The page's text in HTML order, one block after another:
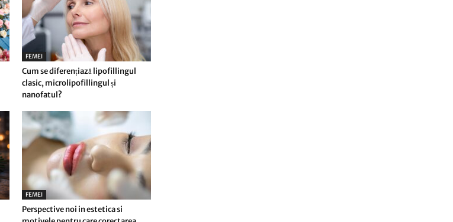
FEMEI
Cum se diferențiază lipofillingul
clasic, microlipofillingul și
nanofatul?
FEMEI
Perspective noi in estetica si